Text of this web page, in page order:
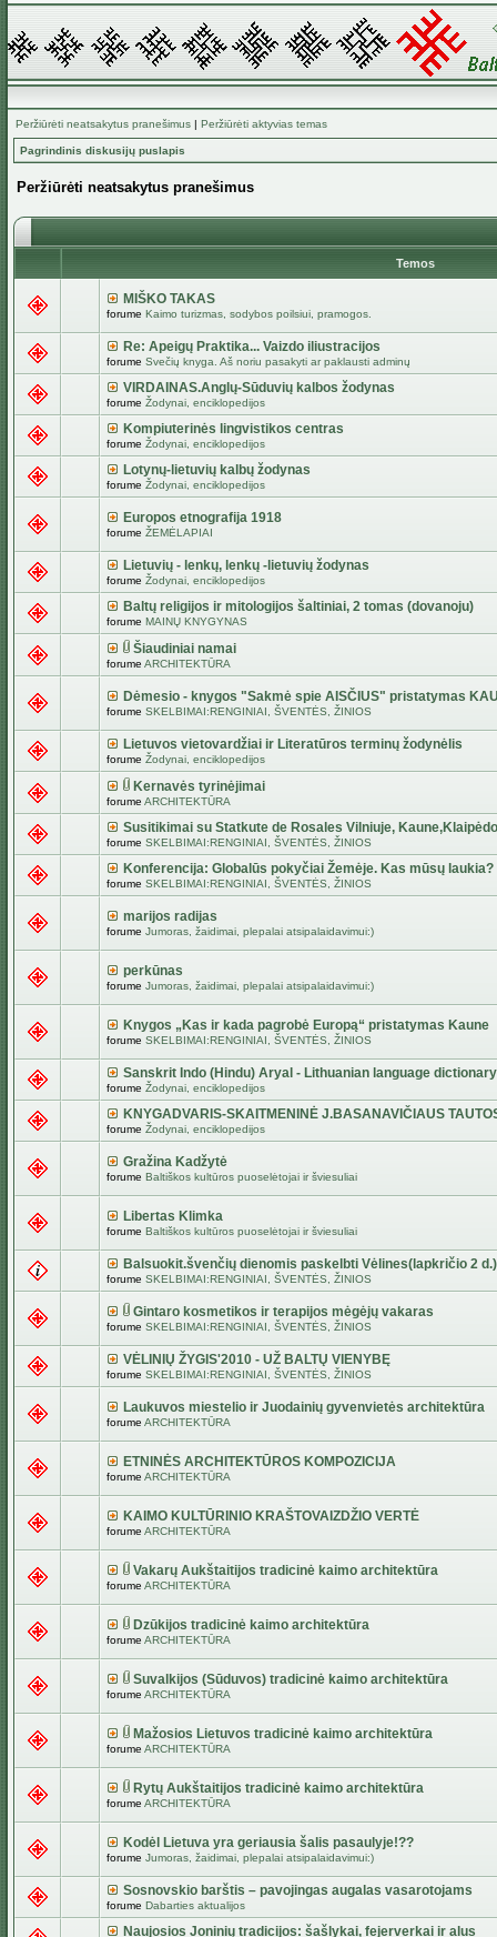
Peržiūrėti neatsakytus pranešimus | Peržiūrėti aktyvias temas
Pagrindinis diskusijų puslapis
Peržiūrėti neatsakytus pranešimus
Temos
MIŠKO TAKAS
forume Kaimo turizmas, sodybos poilsiui, pramogos.
Re: Apeigų Praktika... Vaizdo iliustracijos
forume Svečių knyga. Aš noriu pasakyti ar paklausti adminų
VIRDAINAS.Anglų-Sūduvių kalbos žodynas
forume Žodynai, enciklopedijos
Kompiuterinės lingvistikos centras
forume Žodynai, enciklopedijos
Lotynų-lietuvių kalbų žodynas
forume Žodynai, enciklopedijos
Europos etnografija 1918
forume ŽEMĖLAPIAI
Lietuvių - lenkų, lenkų -lietuvių žodynas
forume Žodynai, enciklopedijos
Baltų religijos ir mitologijos šaltiniai, 2 tomas (dovanoju)
forume MAINŲ KNYGYNAS
Šiaudiniai namai
forume ARCHITEKTŪRA
Dėmesio - knygos "Sakmė spie AISČIUS" pristatymas
forume SKELBIMAI:RENGINIAI, ŠVENTĖS, ŽINIOS
Lietuvos vietovardžiai ir Literatūros terminų žodynėlis
forume Žodynai, enciklopedijos
Kernavės tyrinėjimai
forume ARCHITEKTŪRA
Susitikimai su Statkute de Rosales Vilniuje,
forume SKELBIMAI:RENGINIAI, ŠVENTĖS, ŽINIOS
Konferencija: Globalūs pokyčiai Žemėje. Kas mūsų laukia?
forume SKELBIMAI:RENGINIAI, ŠVENTĖS, ŽINIOS
marijos radijas
forume Jumoras, žaidimai, plepalai atsipalaidavimui:)
perkūnas
forume Jumoras, žaidimai, plepalai atsipalaidavimui:)
Knygos „Kas ir kada pagrobė Europą“ pristatymas Kaune
forume SKELBIMAI:RENGINIAI, ŠVENTĖS, ŽINIOS
Sanskrit Indo (Hindu) Aryal - Lithuanian language dictionary
forume Žodynai, enciklopedijos
KNYGADVARIS-SKAITMENINĖ J.BASANAVIČIAUS
forume Žodynai, enciklopedijos
Gražina Kadžytė
forume Baltiškos kultūros puoselėtojai ir šviesuliai
Libertas Klimka
forume Baltiškos kultūros puoselėtojai ir šviesuliai
Balsuokit.švenčių dienomis paskelbti Vėlines(lapkričio 2 d.)
forume SKELBIMAI:RENGINIAI, ŠVENTĖS, ŽINIOS
Gintaro kosmetikos ir terapijos mėgėjų vakaras
forume SKELBIMAI:RENGINIAI, ŠVENTĖS, ŽINIOS
VĖLINIŲ ŽYGIS'2010 - UŽ BALTŲ VIENYBĘ
forume SKELBIMAI:RENGINIAI, ŠVENTĖS, ŽINIOS
Laukuvos miestelio ir Juodainių gyvenvietės architektūra
forume ARCHITEKTŪRA
ETNINĖS ARCHITEKTŪROS KOMPOZICIJA
forume ARCHITEKTŪRA
KAIMO KULTŪRINIO KRAŠTOVAIZDŽIO VERTĖ
forume ARCHITEKTŪRA
Vakarų Aukštaitijos tradicinė kaimo architektūra
forume ARCHITEKTŪRA
Dzūkijos tradicinė kaimo architektūra
forume ARCHITEKTŪRA
Suvalkijos (Sūduvos) tradicinė kaimo architektūra
forume ARCHITEKTŪRA
Mažosios Lietuvos tradicinė kaimo architektūra
forume ARCHITEKTŪRA
Rytų Aukštaitijos tradicinė kaimo architektūra
forume ARCHITEKTŪRA
Kodėl Lietuva yra geriausia šalis pasaulyje!??
forume Jumoras, žaidimai, plepalai atsipalaidavimui:)
Sosnovskio barštis – pavojingas augalas vasarotojams
forume Dabarties aktualijos
Naujosios Joninių tradicijos: šašlykai, fejerverkai ir alus